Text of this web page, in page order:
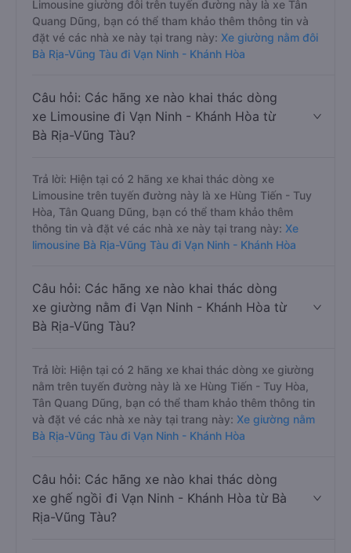
Limousine giường đôi trên tuyến đường này là xe Tân
Quang Dũng, bạn có thể tham khảo thêm thông tin và
đặt vé các nhà xe này tại trang này: Xe giường nằm đôi
Bà Rịa-Vũng Tàu đi Vạn Ninh - Khánh Hòa
Câu hỏi: Các hãng xe nào khai thác dòng
xe Limousine đi Vạn Ninh - Khánh Hòa từ
Bà Rịa-Vũng Tàu?
Trả lời: Hiện tại có 2 hãng xe khai thác dòng xe
Limousine trên tuyến đường này là xe Hùng Tiến - Tuy
Hòa, Tân Quang Dũng, bạn có thể tham khảo thêm
thông tin và đặt vé các nhà xe này tại trang này: Xe
limousine Bà Rịa-Vũng Tàu đi Vạn Ninh - Khánh Hòa
Câu hỏi: Các hãng xe nào khai thác dòng
xe giường nằm đi Vạn Ninh - Khánh Hòa từ
Bà Rịa-Vũng Tàu?
Trả lời: Hiện tại có 2 hãng xe khai thác dòng xe giường
nằm trên tuyến đường này là xe Hùng Tiến - Tuy Hòa,
Tân Quang Dũng, bạn có thể tham khảo thêm thông tin
và đặt vé các nhà xe này tại trang này: Xe giường nằm
Bà Rịa-Vũng Tàu đi Vạn Ninh - Khánh Hòa
Câu hỏi: Các hãng xe nào khai thác dòng
xe ghế ngồi đi Vạn Ninh - Khánh Hòa từ Bà
Rịa-Vũng Tàu?